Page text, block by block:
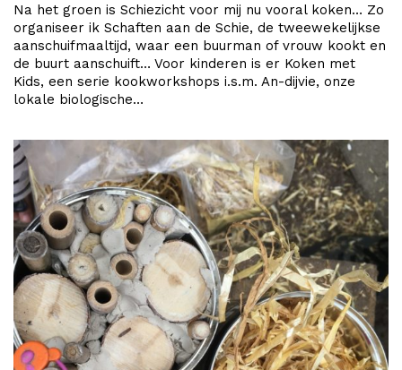
Na het groen is Schiezicht voor mij nu vooral koken… Zo
organiseer ik Schaften aan de Schie, de tweewekelijkse
aanschuifmaaltijd, waar een buurman of vrouw kookt en
de buurt aanschuift… Voor kinderen is er Koken met
Kids, een serie kookworkshops i.s.m. An-dijvie, onze
lokale biologische…